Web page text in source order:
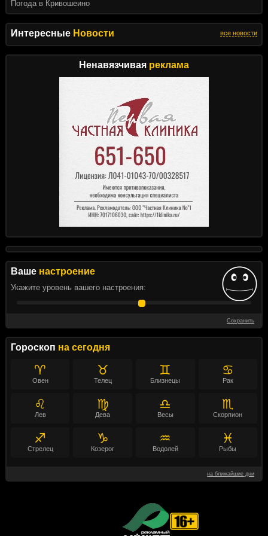
Интересные Новости все новости
Ненавязчивая реклама
Ваше настроение
Укажите уровень вашего настроения:
Сохранить
Гороскоп на сегодня
♈
Овен
♉
Телец
♊
Близнецы
♋
Рак
♌
Лев
♍
Дева
♎
Весы
♏
Скорпион
♐
Стрелец
♑
Козерог
♒
Водолей
♓
Рыбы
на ближайшие дни
Погода в Кривошеино